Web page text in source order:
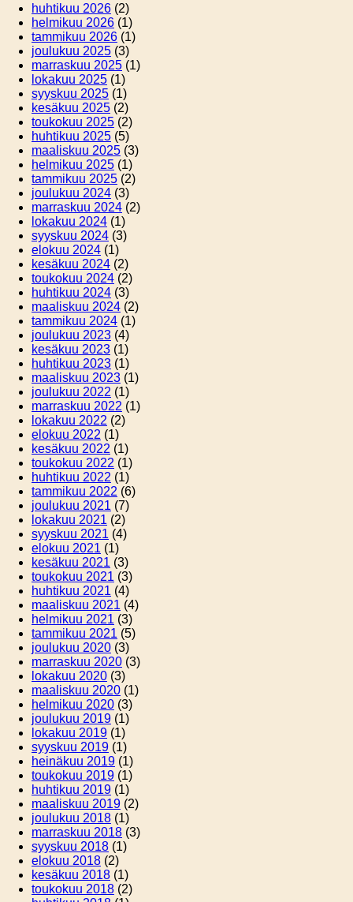
huhtikuu 2026 (2)
helmikuu 2026 (1)
tammikuu 2026 (1)
joulukuu 2025 (3)
marraskuu 2025 (1)
lokakuu 2025 (1)
syyskuu 2025 (1)
kesäkuu 2025 (2)
toukokuu 2025 (2)
huhtikuu 2025 (5)
maaliskuu 2025 (3)
helmikuu 2025 (1)
tammikuu 2025 (2)
joulukuu 2024 (3)
marraskuu 2024 (2)
lokakuu 2024 (1)
syyskuu 2024 (3)
elokuu 2024 (1)
kesäkuu 2024 (2)
toukokuu 2024 (2)
huhtikuu 2024 (3)
maaliskuu 2024 (2)
tammikuu 2024 (1)
joulukuu 2023 (4)
kesäkuu 2023 (1)
huhtikuu 2023 (1)
maaliskuu 2023 (1)
joulukuu 2022 (1)
marraskuu 2022 (1)
lokakuu 2022 (2)
elokuu 2022 (1)
kesäkuu 2022 (1)
toukokuu 2022 (1)
huhtikuu 2022 (1)
tammikuu 2022 (6)
joulukuu 2021 (7)
lokakuu 2021 (2)
syyskuu 2021 (4)
elokuu 2021 (1)
kesäkuu 2021 (3)
toukokuu 2021 (3)
huhtikuu 2021 (4)
maaliskuu 2021 (4)
helmikuu 2021 (3)
tammikuu 2021 (5)
joulukuu 2020 (3)
marraskuu 2020 (3)
lokakuu 2020 (3)
maaliskuu 2020 (1)
helmikuu 2020 (3)
joulukuu 2019 (1)
lokakuu 2019 (1)
syyskuu 2019 (1)
heinäkuu 2019 (1)
toukokuu 2019 (1)
huhtikuu 2019 (1)
maaliskuu 2019 (2)
joulukuu 2018 (1)
marraskuu 2018 (3)
syyskuu 2018 (1)
elokuu 2018 (2)
kesäkuu 2018 (1)
toukokuu 2018 (2)